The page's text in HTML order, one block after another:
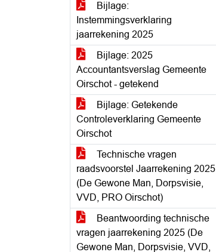
Bijlage:
Instemmingsverklaring
jaarrekening 2025
Bijlage: 2025
Accountantsverslag Gemeente
Oirschot - getekend
Bijlage: Getekende
Controleverklaring Gemeente
Oirschot
Technische vragen
raadsvoorstel Jaarrekening 2025
(De Gewone Man, Dorpsvisie,
VVD, PRO Oirschot)
Beantwoording technische
vragen jaarrekening 2025 (De
Gewone Man, Dorpsvisie, VVD,